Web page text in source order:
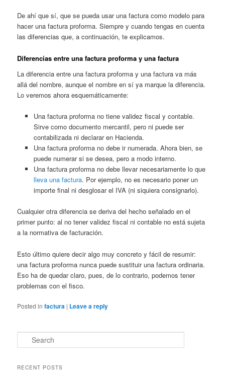
De ahí que sí, que se pueda usar una factura como modelo para
hacer una factura proforma. Siempre y cuando tengas en cuenta
las diferencias que, a continuación, te explicamos.
Diferencias entre una factura proforma y una factura
La diferencia entre una factura proforma y una factura va más
allá del nombre, aunque el nombre en sí ya marque la diferencia.
Lo veremos ahora esquemáticamente:
Una factura proforma no tiene validez fiscal y contable.
Sirve como documento mercantil, pero ni puede ser
contabilizada ni declarar en Hacienda.
Una factura proforma no debe ir numerada. Ahora bien, se
puede numerar si se desea, pero a modo interno.
Una factura proforma no debe llevar necesariamente lo que
lleva una factura. Por ejemplo, no es necesario poner un
importe final ni desglosar el IVA (ni siquiera consignarlo).
Cualquier otra diferencia se deriva del hecho señalado en el
primer punto: al no tener validez fiscal ni contable no está sujeta
a la normativa de facturación.
Esto último quiere decir algo muy concreto y fácil de resumir:
una factura proforma nunca puede sustituir una factura ordinaria.
Eso ha de quedar claro, pues, de lo contrario, podemos tener
problemas con el fisco.
Posted in factura | Leave a reply
e
rRECENT POSTS